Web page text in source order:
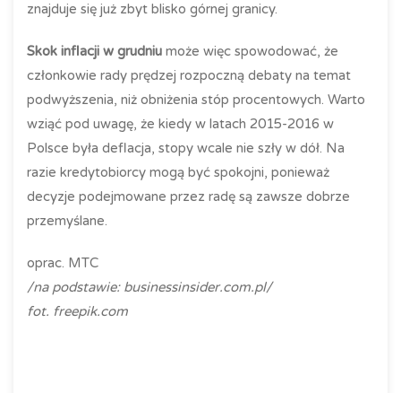
znajduje się już zbyt blisko górnej granicy.
Skok inflacji w grudniu może więc spowodować, że
członkowie rady prędzej rozpoczną debaty na temat
podwyższenia, niż obniżenia stóp procentowych. Warto
wziąć pod uwagę, że kiedy w latach 2015-2016 w
Polsce była deflacja, stopy wcale nie szły w dół. Na
razie kredytobiorcy mogą być spokojni, ponieważ
decyzje podejmowane przez radę są zawsze dobrze
przemyślane.
oprac. MTC
/na podstawie: businessinsider.com.pl/
fot. freepik.com